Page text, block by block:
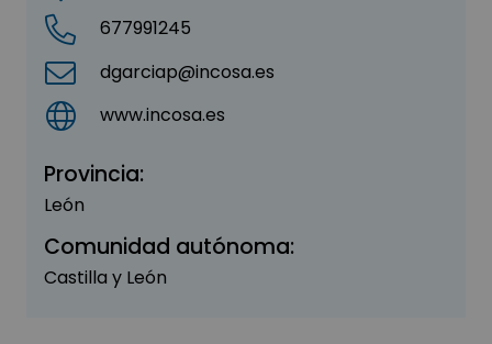
677991245
dgarciap@incosa.es
www.incosa.es
Provincia:
León
Comunidad autónoma:
Castilla y León